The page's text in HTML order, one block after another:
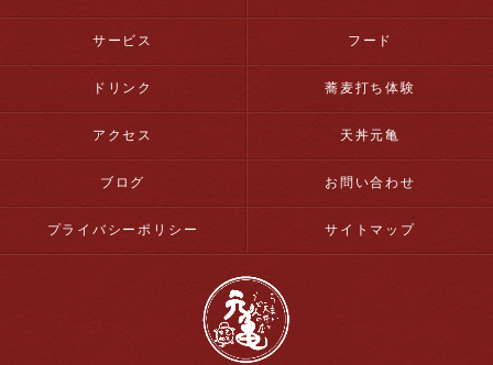
サービス フード
ドリンク 蕎麦打ち体験
アクセス 天丼元亀
ブログ お問い合わせ
プライバシーポリシー サイトマップ